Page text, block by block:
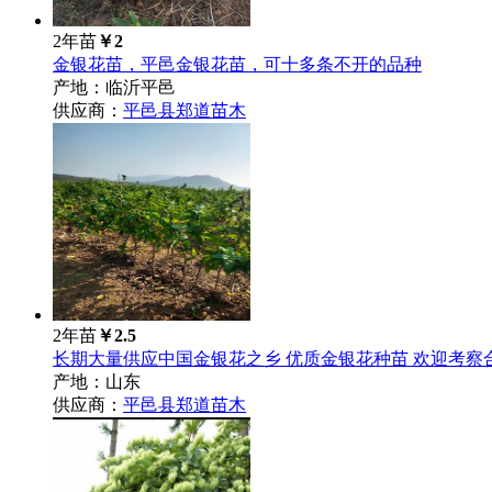
2年苗￥2
金银花苗，平邑金银花苗，可十多条不开的品种
产地：临沂平邑
供应商： 平邑县郑道苗木
2年苗￥2.5
长期大量供应中国金银花之乡 优质金银花种苗 欢迎考察
产地：山东
供应商： 平邑县郑道苗木